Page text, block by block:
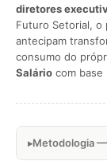
diretores
Futuro Setorial, o
antecipam
consumo do
Salário com base
Metodologia —